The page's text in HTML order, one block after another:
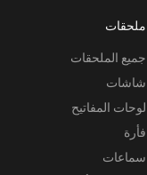
ملحقات
جميع الملحقات
شاشات
لوحات المفاتيح
فأرة
سماعات